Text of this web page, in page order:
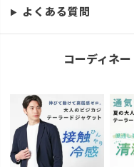
残りわずか
M
L
在庫切れ
ブルーグレー
S
よくある質問
コーディネ